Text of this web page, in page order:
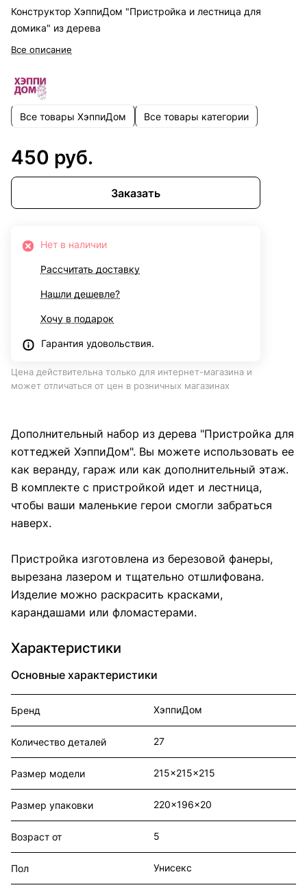
Конструктор ХэппиДом "Пристройка и лестница для
домика" из дерева
Все описание
Все товары ХэппиДом Все товары категории
450 руб.
Заказать
Нет в наличии
Рассчитать доставку
Нашли дешевле?
Хочу в подарок
Гарантия удовольствия.
Цена действительна только для интернет-магазина и
может отличаться от цен в розничных магазинах
Дополнительный набор из дерева "Пристройка для
коттеджей ХэппиДом". Вы можете использовать ее
как веранду, гараж или как дополнительный этаж.
В комплекте с пристройкой идет и лестница,
чтобы ваши маленькие герои смогли забраться
наверх.
Пристройка изготовлена из березовой фанеры,
вырезана лазером и тщательно отшлифована.
Изделие можно раскрасить красками,
карандашами или фломастерами.
Характеристики
Основные характеристики
Бренд ХэппиДом
Количество деталей 27
Размер модели 215x215x215
Размер упаковки 220x196x20
Возраст от 5
Пол Унисекс